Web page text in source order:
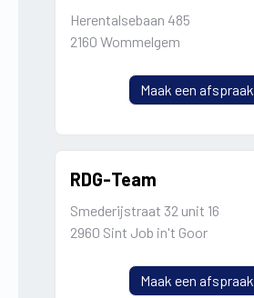
Herentalsebaan 485
2160 Wommelgem
Maak een afspraak
RDG-Team
Smederijstraat 32 unit 16
2960 Sint Job in't Goor
Maak een afspraak